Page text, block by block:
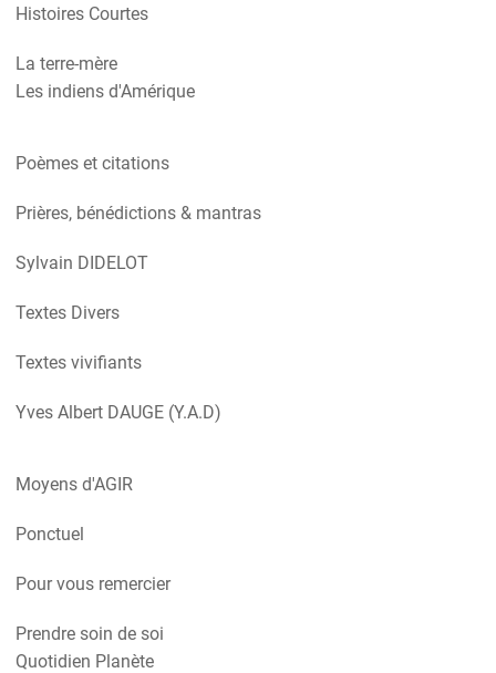
Histoires Courtes
La terre-mère
Les indiens d'Amérique
Poèmes et citations
Prières, bénédictions & mantras
Sylvain DIDELOT
Textes Divers
Textes vivifiants
Yves Albert DAUGE (Y.A.D)
Moyens d'AGIR
Ponctuel
Pour vous remercier
Prendre soin de soi
Quotidien Planète